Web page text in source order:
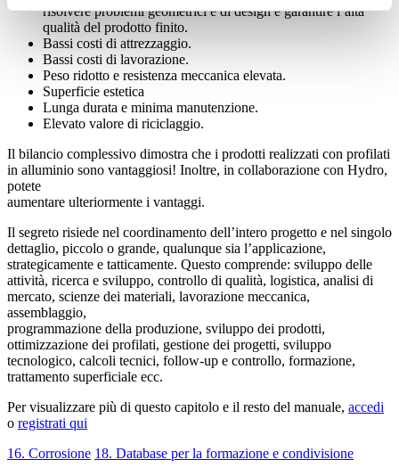
risolvere problemi geometrici e di design e garantire l’alta
qualità del prodotto finito.
Bassi costi di attrezzaggio.
Bassi costi di lavorazione.
Peso ridotto e resistenza meccanica elevata.
Superficie estetica
Lunga durata e minima manutenzione.
Elevato valore di riciclaggio.
Il bilancio complessivo dimostra che i prodotti realizzati con profilati
in alluminio sono vantaggiosi! Inoltre, in collaborazione con Hydro,
potete
aumentare ulteriormente i vantaggi.
Il segreto risiede nel coordinamento dell’intero progetto e nel singolo
dettaglio, piccolo o grande, qualunque sia l’applicazione,
strategicamente e tatticamente. Questo comprende: sviluppo delle
attività, ricerca e sviluppo, controllo di qualità, logistica, analisi di
mercato, scienze dei materiali, lavorazione meccanica,
assemblaggio,
programmazione della produzione, sviluppo dei prodotti,
ottimizzazione dei profilati, gestione dei progetti, sviluppo
tecnologico, calcoli tecnici, follow-up e controllo, formazione,
trattamento superficiale ecc.
Per visualizzare più di questo capitolo e il resto del manuale, accedi
o registrati qui
16. Corrosione 18. Database per la formazione e condivisione